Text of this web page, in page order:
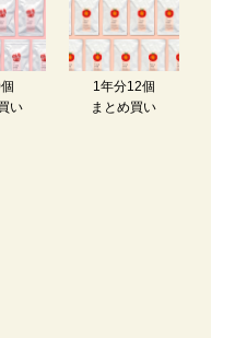
い
1年分12個
まとめ買い